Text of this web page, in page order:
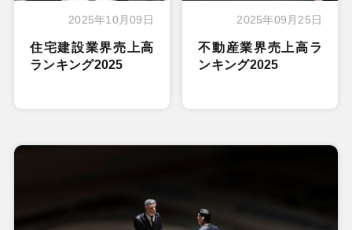
2025年10月09日
住宅建設業界売上高
ランキング2025
2025年09月25日
不動産業界売上高ラ
ンキング2025